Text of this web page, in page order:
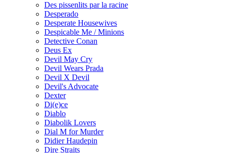
Des pissenlits par la racine
Desperado
Desperate Housewives
Despicable Me / Minions
Detective Conan
Deus Ex
Devil May Cry
Devil Wears Prada
Devil X Devil
Devil's Advocate
Dexter
Di(e)ce
Diablo
Diabolik Lovers
Dial M for Murder
Didier Haudepin
Dire Straits